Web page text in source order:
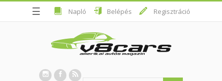
☰ Napló Belépés Regisztráció